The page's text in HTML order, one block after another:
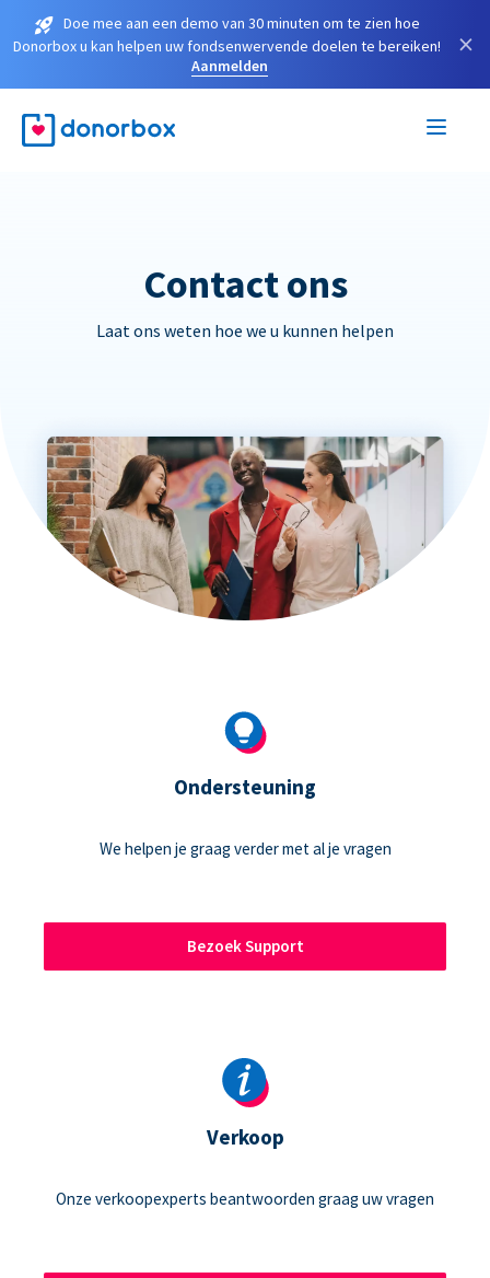
Doe mee aan een demo van 30 minuten om te zien hoe
Donorbox u kan helpen uw fondsenwervende doelen te bereiken!
Aanmelden
×
Contact ons
Laat ons weten hoe we u kunnen helpen
Ondersteuning
We helpen je graag verder met al je vragen
Bezoek Support
Verkoop
Onze verkoopexperts beantwoorden graag uw vragen